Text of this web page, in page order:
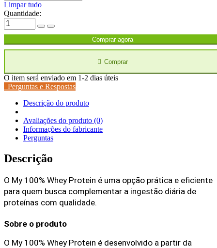
Limpar tudo
Quantidade:
My
100%
Protein
My
Suplementos
quantidade
Comprar
Comprar agora
O item será enviado em 1-2 dias úteis
Perguntas e Respostas
Descrição do produto
Avaliações do produto (0)
Informações do fabricante
Perguntas
Descrição
O My 100% Whey Protein é uma opção prática e eficiente
para quem busca complementar a ingestão diária de
proteínas com qualidade.
Sobre o produto
O My 100% Whey Protein é desenvolvido a partir da